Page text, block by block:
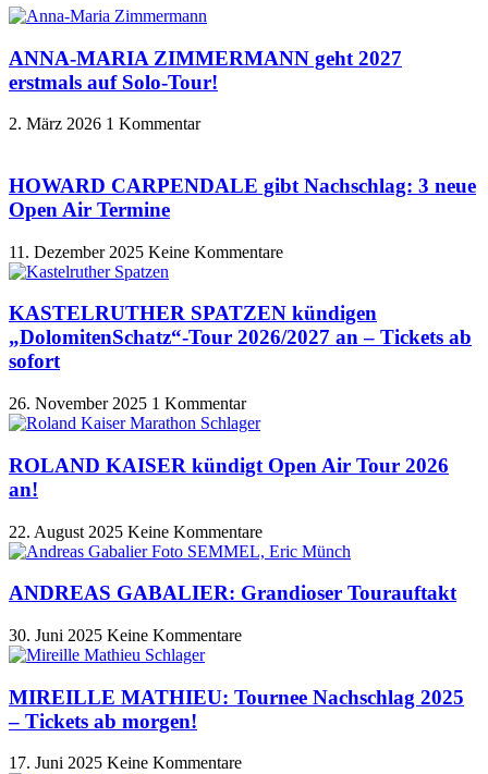
ANNA-MARIA ZIMMERMANN geht 2027
erstmals auf Solo-Tour!
2. März 2026 1 Kommentar
HOWARD CARPENDALE gibt Nachschlag: 3 neue
Open Air Termine
11. Dezember 2025 Keine Kommentare
KASTELRUTHER SPATZEN kündigen
„DolomitenSchatz“-Tour 2026/2027 an – Tickets ab
sofort
26. November 2025 1 Kommentar
ROLAND KAISER kündigt Open Air Tour 2026
an!
22. August 2025 Keine Kommentare
ANDREAS GABALIER: Grandioser Tourauftakt
30. Juni 2025 Keine Kommentare
MIREILLE MATHIEU: Tournee Nachschlag 2025
– Tickets ab morgen!
17. Juni 2025 Keine Kommentare